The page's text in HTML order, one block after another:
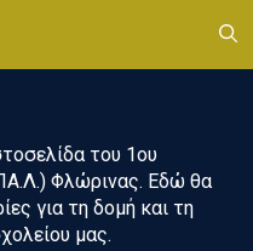
του 1ου
Φλώρινας. Εδώ θα
για τη δομή και τη
μας.